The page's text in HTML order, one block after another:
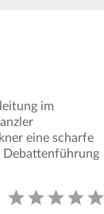
im
eine scharfe
Debattenführung